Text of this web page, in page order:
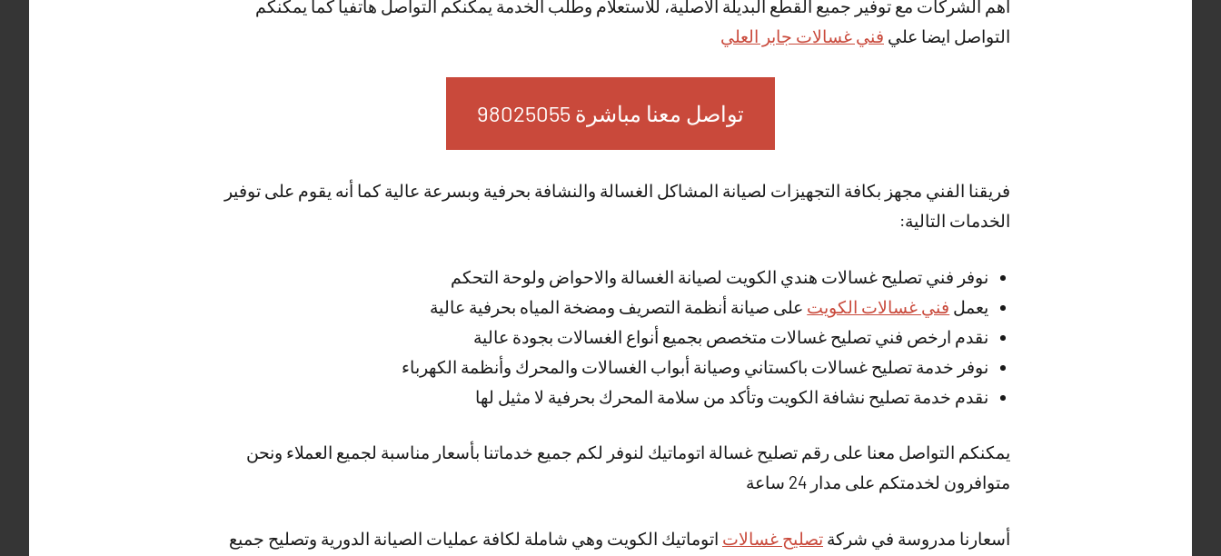
اهم الشركات مع توفير جميع القطع البديلة الاصلية، للاستعلام وطلب الخدمة يمكنكم التواصل هاتفيا كما يمكنكم
التواصل ايضا علي فني غسالات جابر العلي
تواصل معنا مباشرة 98025055
فريقنا الفني مجهز بكافة التجهيزات لصيانة المشاكل الغسالة والنشافة بحرفية وبسرعة عالية كما أنه يقوم على توفير
الخدمات التالية:
نوفر فني تصليح غسالات هندي الكويت لصيانة الغسالة والاحواض ولوحة التحكم
يعمل فني غسالات الكويت على صيانة أنظمة التصريف ومضخة المياه بحرفية عالية
نقدم ارخص فني تصليح غسالات متخصص بجميع أنواع الغسالات بجودة عالية
نوفر خدمة تصليح غسالات باكستاني وصيانة أبواب الغسالات والمحرك وأنظمة الكهرباء
نقدم خدمة تصليح نشافة الكويت وتأكد من سلامة المحرك بحرفية لا مثيل لها
يمكنكم التواصل معنا على رقم تصليح غسالة اتوماتيك لنوفر لكم جميع خدماتنا بأسعار مناسبة لجميع العملاء ونحن
متوافرون لخدمتكم على مدار 24 ساعة
أسعارنا مدروسة في شركة تصليح غسالات اتوماتيك الكويت وهي شاملة لكافة عمليات الصيانة الدورية وتصليح جميع